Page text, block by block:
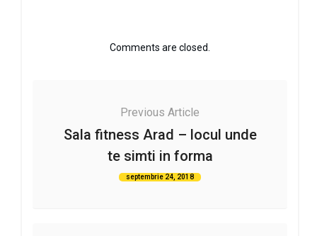
Comments are closed.
Previous Article
Sala fitness Arad – locul unde
te simti in forma
septembrie 24, 2018